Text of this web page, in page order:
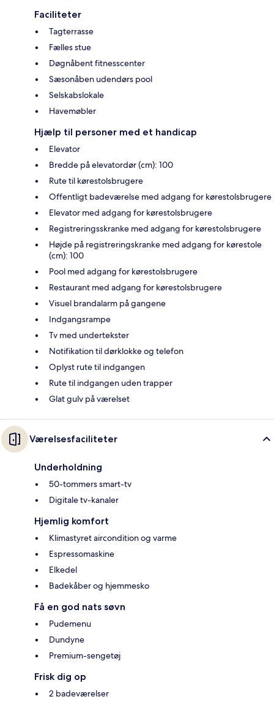
Faciliteter
Tagterrasse
Fælles stue
Døgnåbent fitnesscenter
Sæsonåben udendørs pool
Selskabslokale
Havemøbler
Hjælp til personer med et handicap
Elevator
Bredde på elevatordør (cm): 100
Rute til kørestolsbrugere
Offentligt badeværelse med adgang for kørestolsbrugere
Elevator med adgang for kørestolsbrugere
Registreringsskranke med adgang for kørestolsbrugere
Højde på registreringskranke med adgang for kørestole
(cm): 100
Pool med adgang for kørestolsbrugere
Restaurant med adgang for kørestolsbrugere
Visuel brandalarm på gangene
Indgangsrampe
Tv med undertekster
Notifikation til dørklokke og telefon
Oplyst rute til indgangen
Rute til indgangen uden trapper
Glat gulv på værelset
Værelsesfaciliteter
Underholdning
50-tommers smart-tv
Digitale tv-kanaler
Hjemlig komfort
Klimastyret aircondition og varme
Espressomaskine
Elkedel
Badekåber og hjemmesko
Få en god nats søvn
Pudemenu
Dundyne
Premium-sengetøj
Frisk dig op
2 badeværelser